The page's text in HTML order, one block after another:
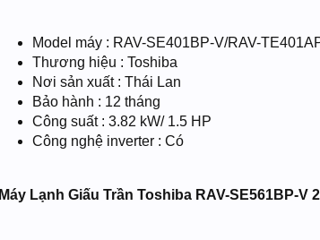
Model máy : RAV-SE401BP-V/RAV-
Thương hiệu : Toshiba
Nơi sản xuất : Thái Lan
Bảo hành : 12 tháng
Công suất : 3.82 kW/ 1.5 HP
Công nghệ inverter : Có
Máy Lạnh Giấu Trần Toshiba RAV-SE561BP-V